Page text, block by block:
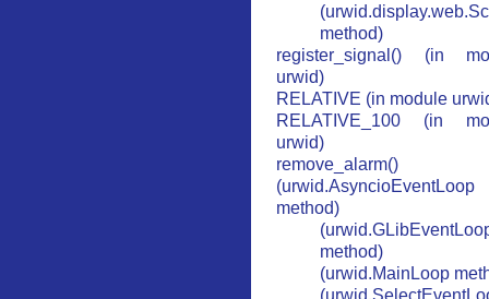
method)
register_signal() (in
urwid)
RELATIVE (in module
RELATIVE_100 (in
urwid)
remove_alarm()
(urwid.AsyncioEventLoop
method)
method)
(urwid.MainLoop